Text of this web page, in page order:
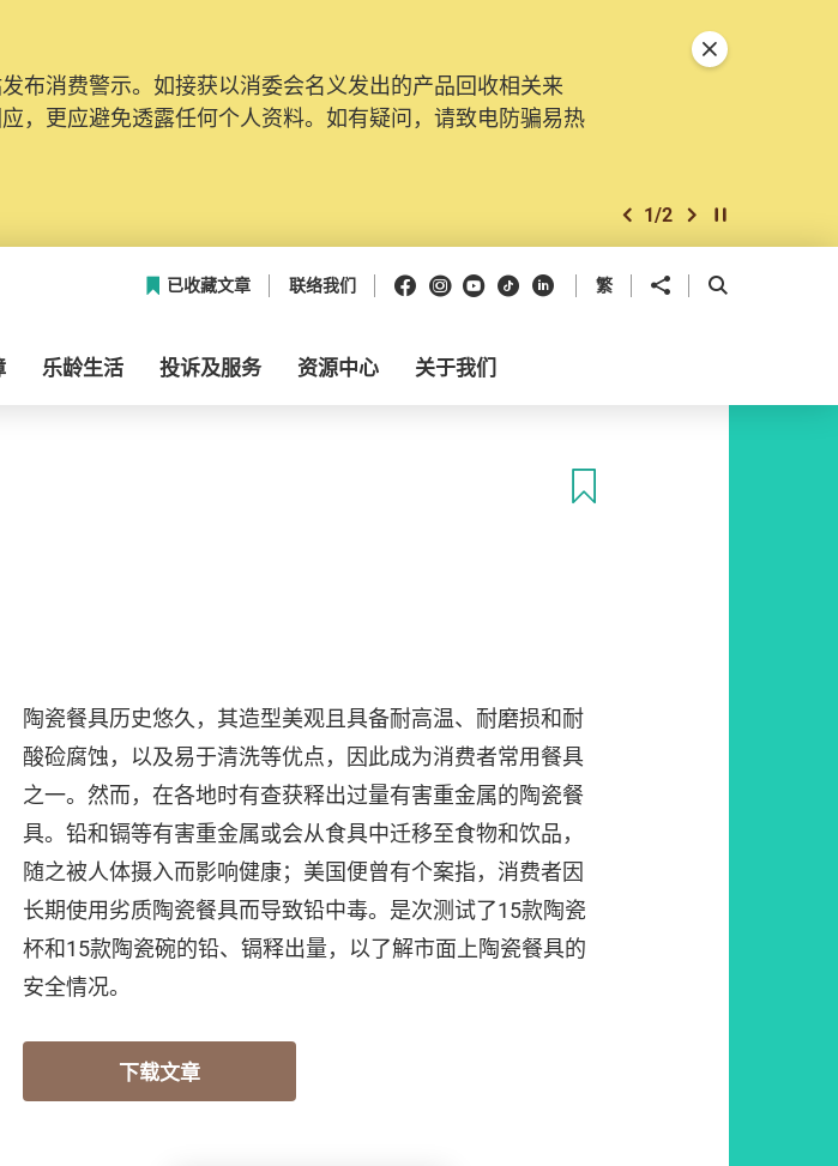
布消费警示。如接获以消委会名义发出的产品回收相关来
，更应避免透露任何个人资料。如有疑问，请致电防骗易热
上一个
1/2 下一个开始/暂停幻灯
关闭特別通告
已收藏文章 联络我们 Facebook
Instagram
Youtube
抖音领英 繁 分享到 开启搜寻框
乐龄生活 投诉及服务 资源中心 关于我们
陶瓷餐具历史悠久，其造型美观且具备耐高温、耐磨损和耐
酸硷腐蚀，以及易于清洗等优点，因此成为消费者常用餐具
之一。然而，在各地时有查获释出过量有害重金属的陶瓷餐
具。铅和镉等有害重金属或会从食具中迁移至食物和饮品，
随之被人体摄入而影响健康；美国便曾有个案指，消费者因
长期使用劣质陶瓷餐具而导致铅中毒。是次测试了15款陶瓷
杯和15款陶瓷碗的铅、镉释出量，以了解市面上陶瓷餐具的
安全情况。
下载文章